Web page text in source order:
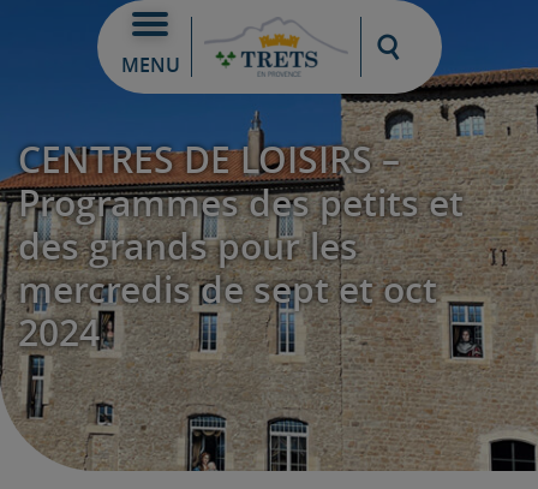
MENU
Moteur de
CENTRES DE LOISIRS –
Programmes des petits et
des grands pour les
mercredis de sept et oct
2024